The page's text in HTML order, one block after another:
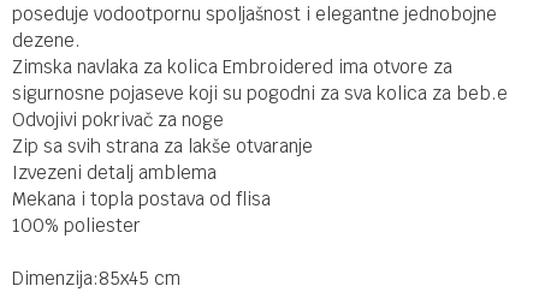
poseduje vodootpornu spoljašnost i elegantne jednobojne
dezene.
Zimska navlaka za kolica Embroidered ima otvore za
sigurnosne pojaseve koji su pogodni za sva kolica za beb.e
Odvojivi pokrivač za noge
Zip sa svih strana za lakše otvaranje
Izvezeni detalj amblema
Mekana i topla postava od flisa
100% poliester
Dimenzija:85x45 cm